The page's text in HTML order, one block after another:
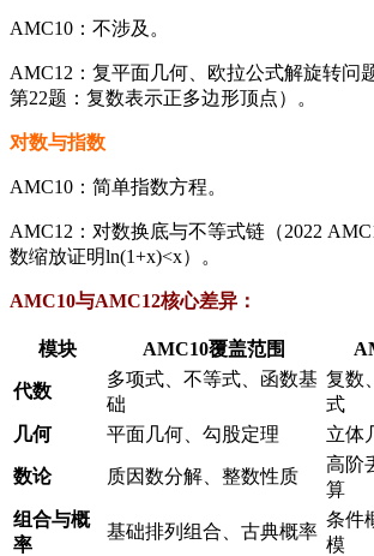
AMC10：不涉及。
AMC12：复平面几何、欧拉公式解旋转问
第22题：复数表示正多边形顶点）。
​对数与指数​
AMC10：简单指数方程。
AMC12：对数换底与不等式链（2022
数缩放证明ln(1+x)<x）。
AMC10与AMC12核心差异：​
​模块​ AMC10覆盖范围
​代数​
多项式、不等式、函数基
础
复数
式
​几何​
平面几何、勾股定理 立体
​数论​ 质因数分解、整数性质
高阶
算
​组合与概
率​
基础排列组合、古典概率
条件
模